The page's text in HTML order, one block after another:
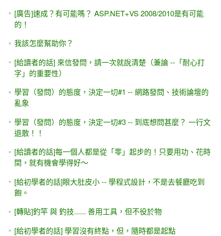
[廣告]速成？有可能嗎？ ASP.NET+VS 2008/2010是有可能
的！
我該怎麼幫助你？
[給讀者的話] 來信發問，請一次就說清楚（兼論 --「耐心打
字」的重要性）
學習（發問）的態度，決定一切#1 -- 網路發問、技術論壇的
亂象
學習（發問）的態度，決定一切#3 -- 到底想問甚麼？ 一行文
退散！！
[給讀者的話]每一個人都是從「零」起步的！只要用功、花時
間，就有機會學得好～
[給初學者的話]眼大肚皮小 -- 學程式設計，不是去餐廳吃到
飽。
[轉貼]釣竿 與 釣技...... 善用工具，但不役於物
[給初學者的話] 學習沒有終點，但，隨時都是起點